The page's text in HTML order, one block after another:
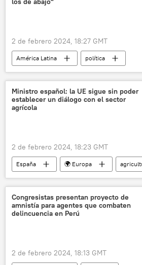
2 de febrero 2024, 18:27 GMT
América Latina
política
Andrés Manuel López Obrador
Javier Milei
Argentina
Ministro español: la UE sigue sin poder
establecer un diálogo con el sector
agrícola
2 de febrero 2024, 18:23 GMT
España 🌍 Europa
protestas
Congresistas presentan proyecto de
amnistía para agentes que combaten
delincuencia en Perú
2 de febrero 2024, 18:13 GMT